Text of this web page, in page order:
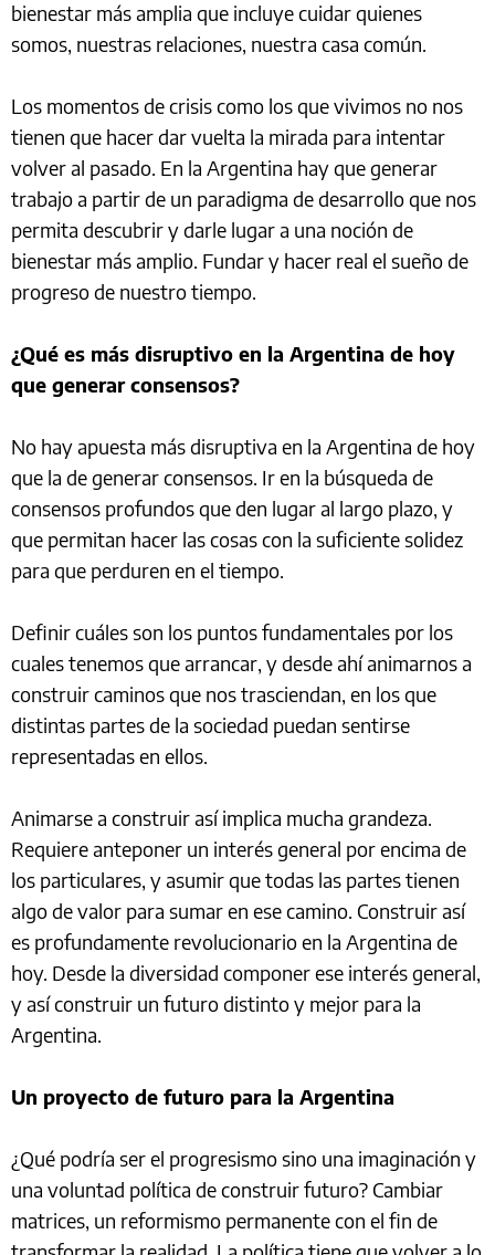
bienestar más amplia que incluye cuidar quienes
somos, nuestras relaciones, nuestra casa común.
Los momentos de crisis como los que vivimos no nos
tienen que hacer dar vuelta la mirada para intentar
volver al pasado. En la Argentina hay que generar
trabajo a partir de un paradigma de desarrollo que nos
permita descubrir y darle lugar a una noción de
bienestar más amplio. Fundar y hacer real el sueño de
progreso de nuestro tiempo.
¿Qué es más disruptivo en la Argentina de hoy
que generar consensos?
No hay apuesta más disruptiva en la Argentina de hoy
que la de generar consensos. Ir en la búsqueda de
consensos profundos que den lugar al largo plazo, y
que permitan hacer las cosas con la suficiente solidez
para que perduren en el tiempo.
Definir cuáles son los puntos fundamentales por los
cuales tenemos que arrancar, y desde ahí animarnos a
construir caminos que nos trasciendan, en los que
distintas partes de la sociedad puedan sentirse
representadas en ellos.
Animarse a construir así implica mucha grandeza.
Requiere anteponer un interés general por encima de
los particulares, y asumir que todas las partes tienen
algo de valor para sumar en ese camino. Construir así
es profundamente revolucionario en la Argentina de
hoy. Desde la diversidad componer ese interés general,
y así construir un futuro distinto y mejor para la
Argentina.
Un proyecto de futuro para la Argentina
¿Qué podría ser el progresismo sino una imaginación y
una voluntad política de construir futuro? Cambiar
matrices, un reformismo permanente con el fin de